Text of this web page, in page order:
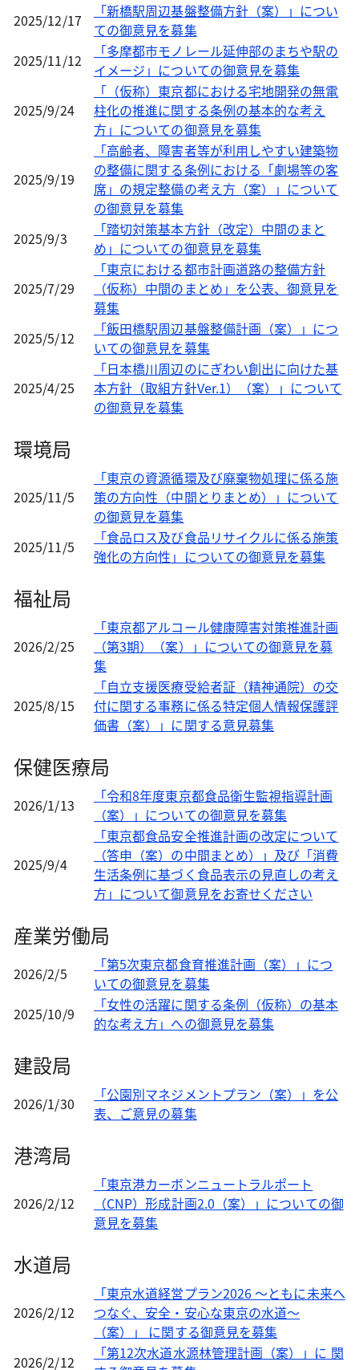
2025/12/17
「新橋駅周辺基盤整備方針（案）」につい
ての御意見を募集
2025/11/12
「多摩都市モノレール延伸部のまちや駅の
イメージ」についての御意見を募集
2025/9/24
「（仮称）東京都における宅地開発の無電
柱化の推進に関する条例の基本的な考え
方」についての御意見を募集
2025/9/19
「高齢者、障害者等が利用しやすい建築物
の整備に関する条例における「劇場等の客
席」の規定整備の考え方（案）」について
の御意見を募集
2025/9/3
「踏切対策基本方針（改定）中間のまと
め」についての御意見を募集
2025/7/29
「東京における都市計画道路の整備方針
（仮称）中間のまとめ」を公表、御意見を
募集
2025/5/12
「飯田橋駅周辺基盤整備計画（案）」につ
いての御意見を募集
2025/4/25
「日本橋川周辺のにぎわい創出に向けた基
本方針（取組方針Ver.1）（案）」について
の御意見を募集
環境局
2025/11/5
「東京の資源循環及び廃棄物処理に係る施
策の方向性（中間とりまとめ）」について
の御意見を募集
2025/11/5
「食品ロス及び食品リサイクルに係る施策
強化の方向性」についての御意見を募集
福祉局
2026/2/25
「東京都アルコール健康障害対策推進計画
（第3期）（案）」についての御意見を募
集
2025/8/15
「自立支援医療受給者証（精神通院）の交
付に関する事務に係る特定個人情報保護評
価書（案）」に関する意見募集
保健医療局
2026/1/13
「令和8年度東京都食品衛生監視指導計画
（案）」についての御意見を募集
2025/9/4
「東京都食品安全推進計画の改定について
（答申（案）の中間まとめ）」及び「消費
生活条例に基づく食品表示の見直しの考え
方」について御意見をお寄せください
産業労働局
2026/2/5
「第5次東京都食育推進計画（案）」につ
いての御意見を募集
2025/10/9
「女性の活躍に関する条例（仮称）の基本
的な考え方」への御意見を募集
建設局
2026/1/30
「公園別マネジメントプラン（案）」を公
表、ご意見の募集
港湾局
2026/2/12
「東京港カーボンニュートラルポート
（CNP）形成計画2.0（案）」についての御
意見を募集
水道局
2026/2/12
「東京水道経営プラン2026 ～ともに未来へ
つなぐ、安全・安心な東京の水道～
（案）」 に関する御意見を募集
2026/2/12
「第12次水道水源林管理計画（案）」に 関